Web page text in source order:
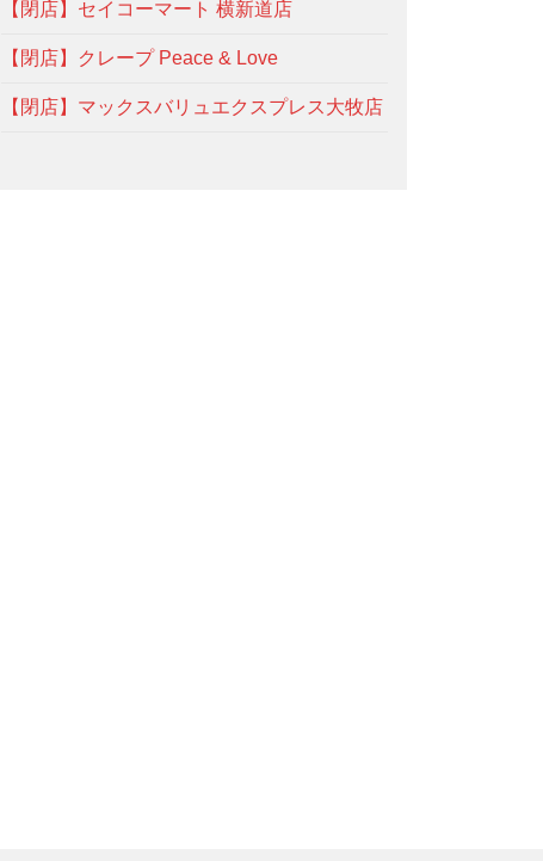
【閉店】セイコーマート 横新道店
【閉店】クレープ Peace & Love
【閉店】マックスバリュエクスプレス大牧店